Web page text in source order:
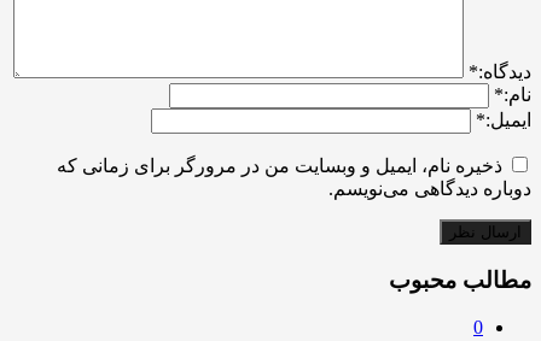
ديدگاه:*
نام:*
ایمیل:*
ذخیره نام، ایمیل و وبسایت من در مرورگر برای زمانی که
دوباره دیدگاهی می‌نویسم.
مطالب محبوب
0